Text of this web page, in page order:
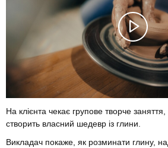
На клієнта чекає групове творче заняття,
створить власний шедевр із глини.
Викладач покаже, як розминати глину,